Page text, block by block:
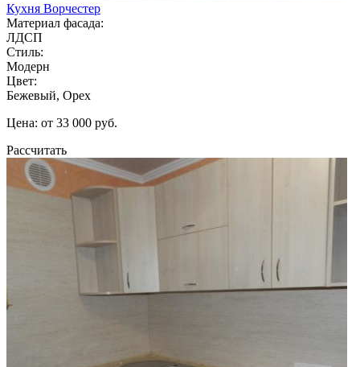
Кухня Ворчестер
Материал фасада:
ЛДСП
Стиль:
Модерн
Цвет:
Бежевый, Орех
Цена: от 33 000 руб.
Рассчитать